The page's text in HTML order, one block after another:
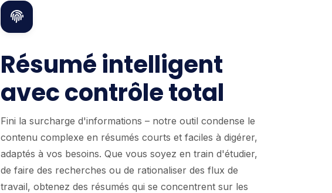
Résumé intelligent
avec contrôle total
Fini la surcharge d'informations – notre outil condense le
contenu complexe en résumés courts et faciles à digérer,
adaptés à vos besoins. Que vous soyez en train d'étudier,
de faire des recherches ou de rationaliser des flux de
travail, obtenez des résumés qui se concentrent sur les